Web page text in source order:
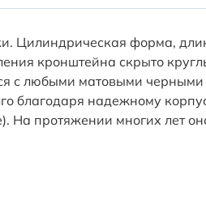
Цилиндрическая форма,
кронштейна скрыто
с любыми матовыми
благодаря надежному
протяжении многих лет